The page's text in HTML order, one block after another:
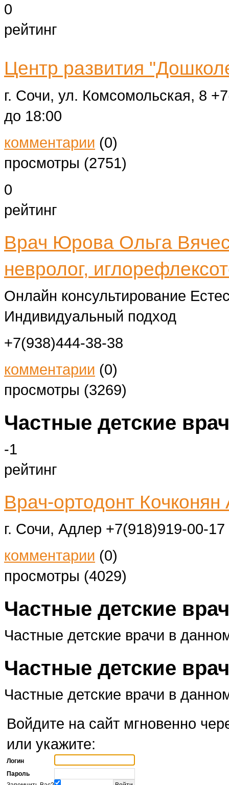
0
рейтинг
Центр развития
г. Сочи, ул. Комсомольская, 8
до 18:00
комментарии (0)
просмотры (2751)
0
рейтинг
Врач Юрова Ольга
невролог,
Онлайн консультирование
Индивидуальный подход
+7(938)444-38-38
комментарии (0)
просмотры (3269)
Частные детские
-1
рейтинг
Врач-ортодонт
г. Сочи, Адлер +7(918)919-00-17
комментарии (0)
просмотры (4029)
Частные детские
Частные детские врачи в
Частные детские
Частные детские врачи в
Войдите на сайт мгновенно
или укажите:
Логин
Пароль